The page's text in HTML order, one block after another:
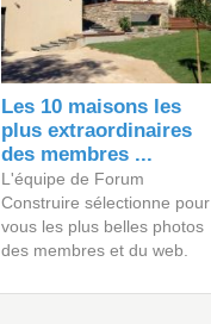
Les 10 maisons les
plus extraordinaires
des membres ...
L'équipe de Forum
Construire sélectionne pour
vous les plus belles photos
des membres et du web.